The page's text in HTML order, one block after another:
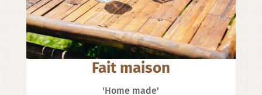
Fait maison
'Home made'